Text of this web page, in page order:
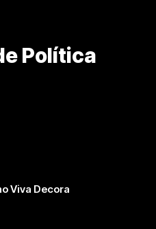
Política
Viva Decora